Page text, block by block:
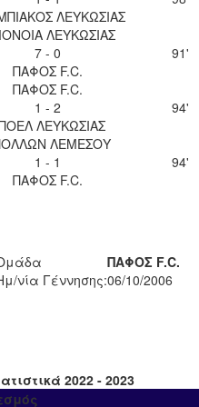
ΛΕΥΚΩΣΙΑΣ
ΛΕΥΚΩΣΙΑΣ
7 - 0
ΠΑΦΟΣ F.C.
91'
ΠΑΦΟΣ F.C.
1 - 2
ΛΕΥΚΩΣΙΑΣ
94'
ΛΕΜΕΣΟΥ
1 - 1
ΠΑΦΟΣ F.C.
94'
ΠΑΦΟΣ F.C.
νία Γέννησης:06/10/2006
2022 - 2023